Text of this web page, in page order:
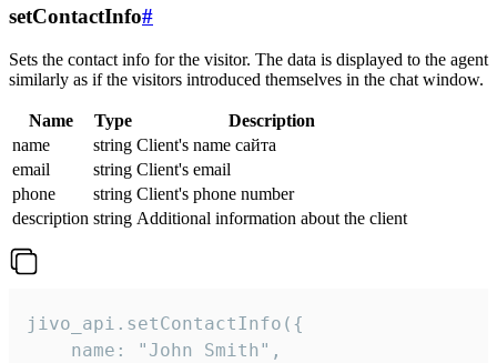
setContactInfo#
Sets the contact info for the visitor. The data is displayed to the agent
similarly as if the visitors introduced themselves in the chat window.
Name Type
Description
name
string Client's name сайта
email
string Client's email
phone
string Client's phone number
description string Additional information about the client
jivo_api.setContactInfo({
    name: "John Smith",